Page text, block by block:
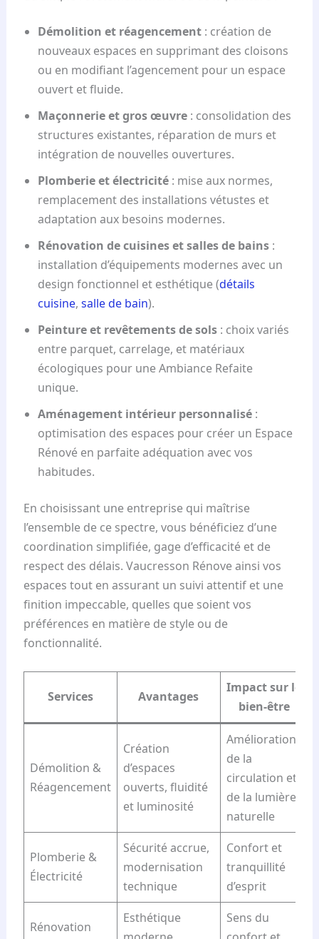
Démolition et réagencement: création de
nouveaux espaces en supprimant des cloisons
ou en modifiant l’agencement pour un espace
ouvert et fluide.
Maçonnerie et gros œuvre: consolidation des
structures existantes, réparation de murs et
intégration de nouvelles ouvertures.
Plomberie et électricité: mise aux normes,
remplacement des installations vétustes et
adaptation aux besoins modernes.
Rénovation de cuisines et salles de bains:
installation d’équipements modernes avec un
design fonctionnel et esthétique (détails
cuisine, salle de bain).
Peinture et revêtements de sols: choix variés
entre parquet, carrelage, et matériaux
écologiques pour une Ambiance Refaite
unique.
Aménagement intérieur personnalisé:
optimisation des espaces pour créer un Espace
Rénové en parfaite adéquation avec vos
habitudes.
En choisissant une entreprise qui maîtrise
l’ensemble de ce spectre, vous bénéficiez d’une
coordination simplifiée, gage d’efficacité et de
respect des délais. Vaucresson Rénove ainsi vos
espaces tout en assurant un suivi attentif et une
finition impeccable, quelles que soient vos
préférences en matière de style ou de
fonctionnalité.
Services Avantages
Impact sur le
bien-être
Démolition &
Réagencement
Création
d’espaces
ouverts, fluidité
et luminosité
Amélioration
de la
circulation et
de la lumière
naturelle
Plomberie &
Électricité
Sécurité accrue,
modernisation
technique
Confort et
tranquillité
d’esprit
Rénovation
Esthétique
Sens du